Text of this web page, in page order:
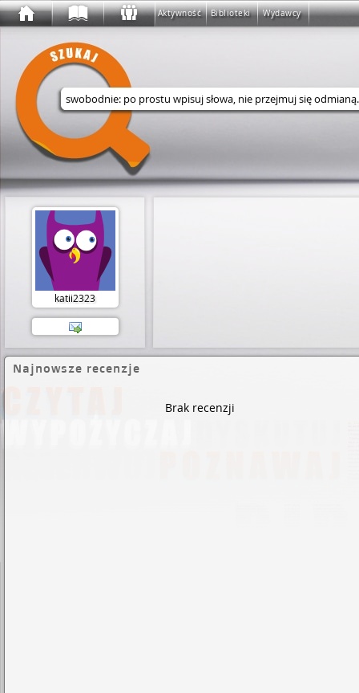
Aktywność Biblioteki Wydawcy
Wyszukaj w serwisie
katii2323
Najnowsze recenzje
Brak recenzji